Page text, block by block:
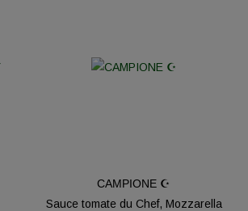
CAMPIONE ☪️
Sauce tomate du Chef, Mozzarella